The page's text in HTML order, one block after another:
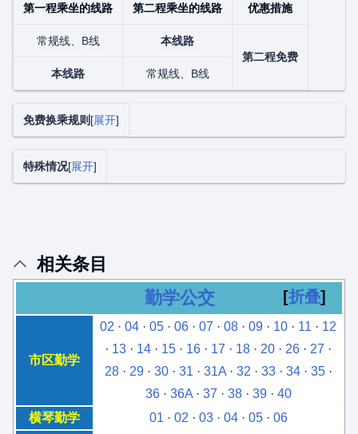
第一程乘坐的线路 第二程乘坐的线路 优惠措施
常规线、B线
本线路
第二程免费
本线路
常规线、B线
展开
免费换乘规则
展开
特殊情况
相关条目
折叠
勤学公交
市区勤学
02 · 04 · 05 · 06 · 07 · 08 · 09 · 10 · 11 · 12
· 13 · 14 · 15 · 16 · 17 · 18 · 20 · 26 · 27 ·
28· 29· 30· 31 · 31A· 32 · 33· 34· 35·
36· 36A· 37 · 38· 39· 40
横琴勤学
01 · 02 · 03· 04· 05· 06